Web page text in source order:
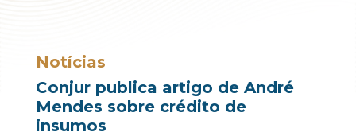
Notícias
Conjur publica artigo de André
Mendes sobre crédito de
insumos